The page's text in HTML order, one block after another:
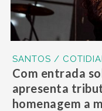
SANTOS /
Com entrada
apresenta
homenagem a